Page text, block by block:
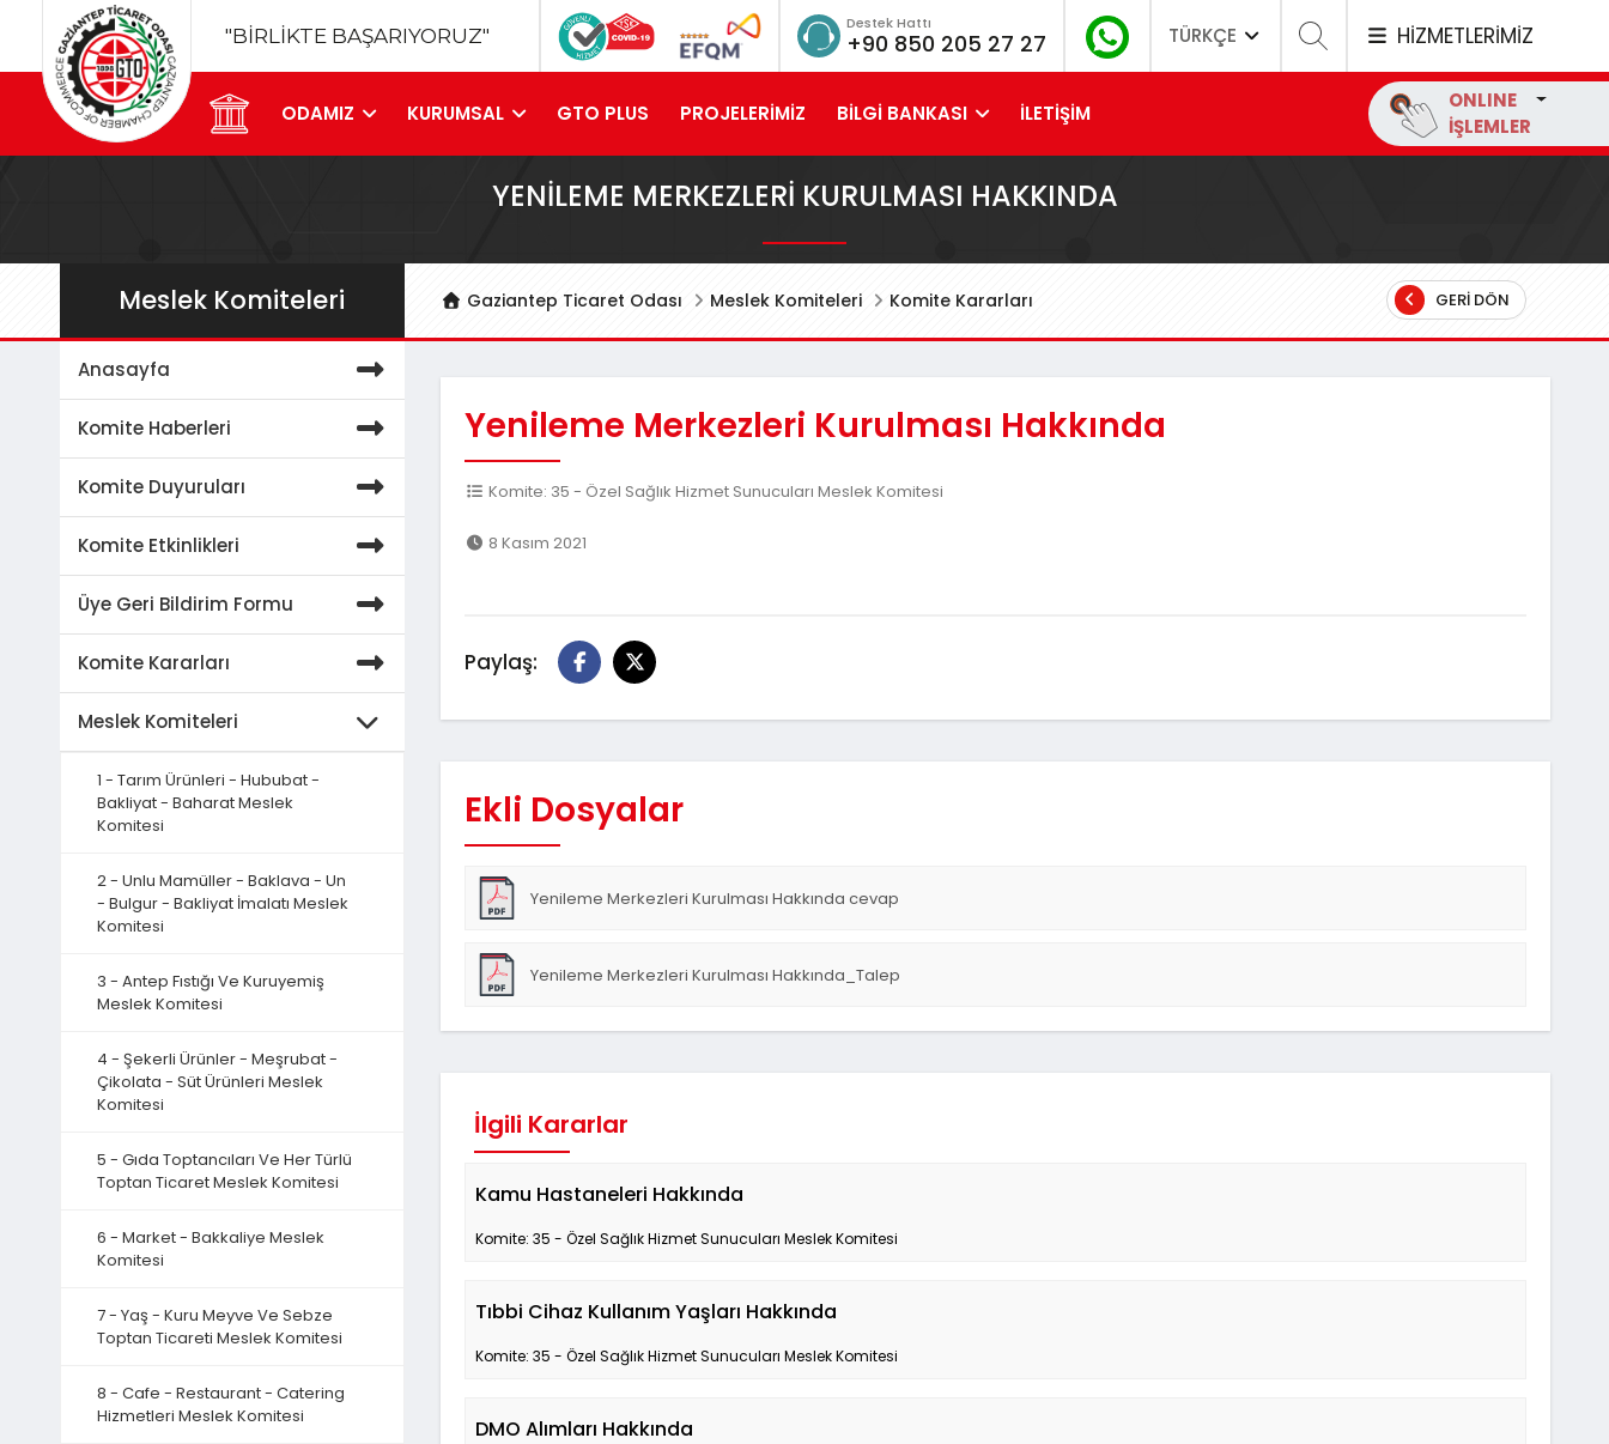
"BİRLİKTE BAŞARIYORUZ"
Destek Hattı
+90 850 205 27 27 TÜRKÇE HİZMETLERİMİZ
ODAMIZ KURUMSAL GTO PLUS PROJELERİMİZ BİLGİ BANKASI İLETİŞİM
ONLINE
İŞLEMLER
YENILEME MERKEZLERI KURULMASI HAKKINDA
Gaziantep Ticaret Odası Meslek Komiteleri Komite Kararları GERI DÖN
Meslek Komiteleri
Anasayfa
Komite Haberleri
Komite Duyuruları
Komite Etkinlikleri
Üye Geri Bildirim Formu
Komite Kararları
Meslek Komiteleri
1 - Tarım Ürünleri - Hububat -
Bakliyat - Baharat Meslek
Komitesi
2 - Unlu Mamüller - Baklava - Un
- Bulgur - Bakliyat İmalatı Meslek
Komitesi
3 - Antep Fıstığı Ve Kuruyemiş
Meslek Komitesi
4 - Şekerli Ürünler - Meşrubat -
Çikolata - Süt Ürünleri Meslek
Komitesi
5 - Gıda Toptancıları Ve Her Türlü
Toptan Ticaret Meslek Komitesi
6 - Market - Bakkaliye Meslek
Komitesi
7 - Yaş - Kuru Meyve Ve Sebze
Toptan Ticareti Meslek Komitesi
8 - Cafe - Restaurant - Catering
Hizmetleri Meslek Komitesi
Yenileme Merkezleri Kurulması Hakkında
Komite: 35 - Özel Sağlık Hizmet Sunucuları Meslek Komitesi
8 Kasım 2021
Paylaş:
Ekli Dosyalar
Yenileme Merkezleri Kurulması Hakkında cevap
Yenileme Merkezleri Kurulması Hakkında_Talep
İlgili Kararlar
Kamu Hastaneleri Hakkında
Komite: 35 - Özel Sağlık Hizmet Sunucuları Meslek Komitesi
Tıbbi Cihaz Kullanım Yaşları Hakkında
Komite: 35 - Özel Sağlık Hizmet Sunucuları Meslek Komitesi
DMO Alımları Hakkında